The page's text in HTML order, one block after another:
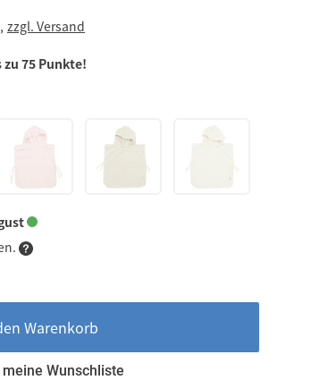
zzgl. Versand
zu 75 Punkte!
Warenkorb
Wunschliste